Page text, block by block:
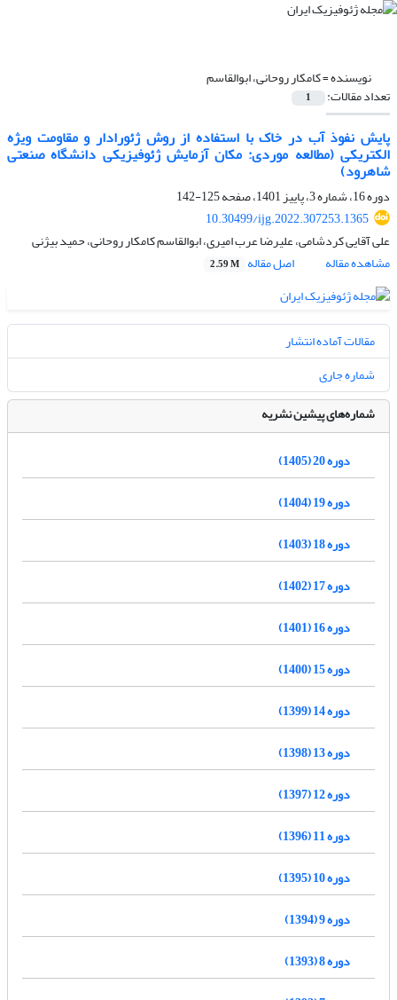
نویسنده =کامکار روحانی، ابوالقاسم
تعداد مقالات: 1
پایش نفوذ آب در خاک با استفاده از روش ژئورادار و مقاومت ویژه
الکتریکی (مطالعه موردی: مکان آزمایش ژئوفیزیکی دانشگاه صنعتی
شاهرود)
دوره 16، شماره 3، پاییز 1401، صفحه
125-142
10.30499/ijg.2022.307253.1365
علی آقایی کردشامی، علیرضا عرب امیری، ابوالقاسم کامکار روحانی، حمید بیژنی
مشاهده مقاله
اصل مقاله 2.59 M
مقالات آماده انتشار
شماره جاری
شماره‌های پیشین نشریه
دوره 20 (1405)
دوره 19 (1404)
دوره 18 (1403)
دوره 17 (1402)
دوره 16 (1401)
دوره 15 (1400)
دوره 14 (1399)
دوره 13 (1398)
دوره 12 (1397)
دوره 11 (1396)
دوره 10 (1395)
دوره 9 (1394)
دوره 8 (1393)